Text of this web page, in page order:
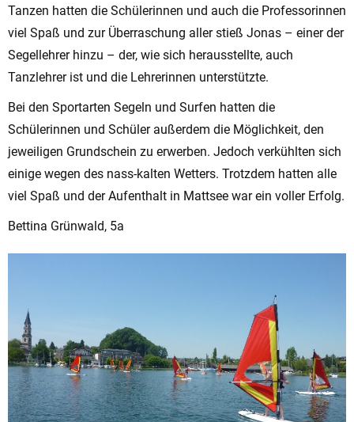
Tanzen hatten die Schülerinnen und auch die Professorinnen
viel Spaß und zur Überraschung aller stieß Jonas – einer der
Segellehrer hinzu – der, wie sich herausstellte, auch
Tanzlehrer ist und die Lehrerinnen unterstützte.
Bei den Sportarten Segeln und Surfen hatten die
Schülerinnen und Schüler außerdem die Möglichkeit, den
jeweiligen Grundschein zu erwerben. Jedoch verkühlten sich
einige wegen des nass-kalten Wetters. Trotzdem hatten alle
viel Spaß und der Aufenthalt in Mattsee war ein voller Erfolg.
Bettina Grünwald, 5a